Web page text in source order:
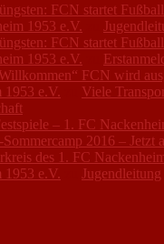
FCN startet
1953 e.V.
FCN startet
1953 e.V.
FCN wird
1953 e.V.
Viele
– 1. FC
2016 – Jetzt
des 1. FC
1953 e.V.
Jugendleitung